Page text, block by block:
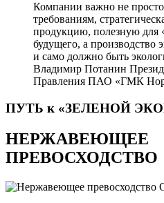
Компании важно не
требованиям,
продукцию, полезную для
будущего, а производство
и само должно быть
Владимир Потанин
Правления ПАО «ГМК
ПУТЬ к «ЗЕЛЕНОЙ
НЕРЖАВЕЮЩЕЕ
ПРЕВОСХОДСТВО